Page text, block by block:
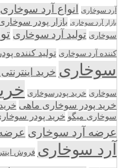
آرد سوخاری انواع آرد سوخاری
بازار آرد سوخاری بازار پودر
سوخاری تولید آرد سوخاری
کننده آرد سوخاری تولید کننده
سوخاری خرید
سوخاری خرید پودرسوخاری
خرید پودر سوخاری ماهی
سوخاری میگو خرید پودر
عرضه آرد سوخاری
آرد سوخاری فروش